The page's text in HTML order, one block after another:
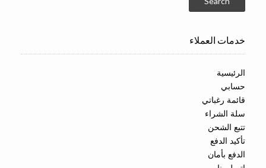
خدمات العملاء
الرئيسية
حسابي
قائمة رغباتي
سلة الشراء
تتبع الشحن
تأكيد الدفع
الدفع بأمان